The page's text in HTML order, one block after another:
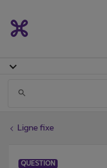
Ligne fixe
QUESTION